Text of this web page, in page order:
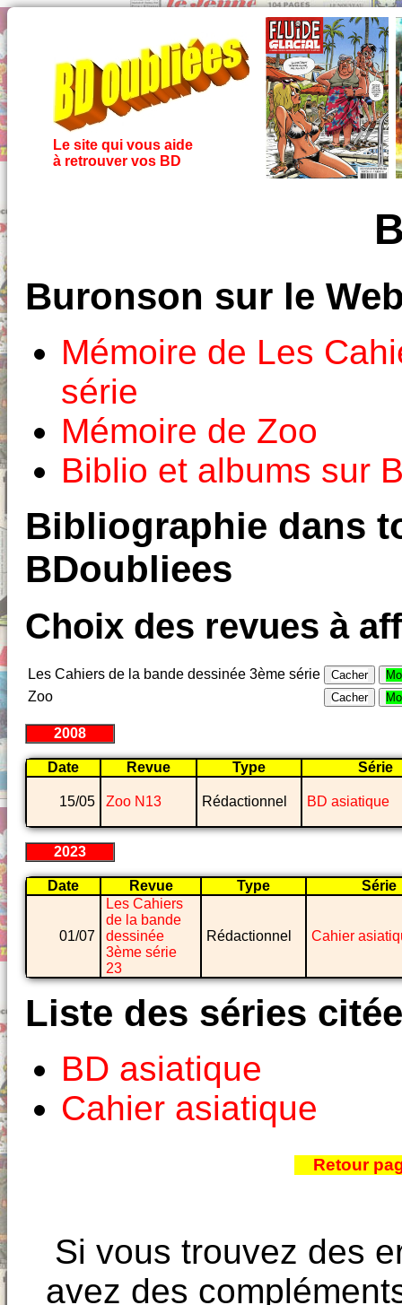
Le site qui vous aide
à retrouver vos BD
Buronson sur le
Mémoire de Les
série
Mémoire de Zoo
Biblio et albums sur
Bibliographie dans
BDoubliees
Choix des revues à
Les Cahiers de la bande dessinée 3ème série Cacher
Zoo Cacher
2008
Date Revue Type Série
15/05 Zoo N13 Rédactionnel BD asiatique
2023
Date Revue Type Série
01/07
Les Cahiers
de la bande
dessinée
3ème série
23
Rédactionnel Cahier
Liste des séries
BD asiatique
Cahier asiatique
Retour
Si vous trouvez des
avez des